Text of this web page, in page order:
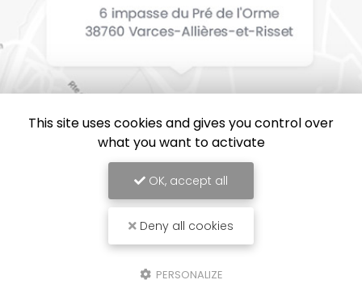
JLS Mécanique, Entreprise de mécanique industrielle en Isère
Mentions légales
Liens utiles
This site uses cookies and gives you control over
what you want to activate
OK, accept all
Deny all cookies
PERSONALIZE